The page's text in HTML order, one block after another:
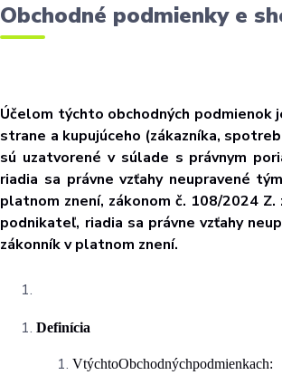
Obchodné podmienky e
Účelom týchto obchodných podmienok
strane a kupujúceho (zákazníka,
sú uzatvorené v súlade s právnym
riadia sa právne vzťahy neupravené
platnom znení, zákonom č. 108/2024
podnikateľ, riadia sa právne vzťahy
zákonník v platnom znení.
Definícia
VtýchtoObchodnýchpodmienkach: